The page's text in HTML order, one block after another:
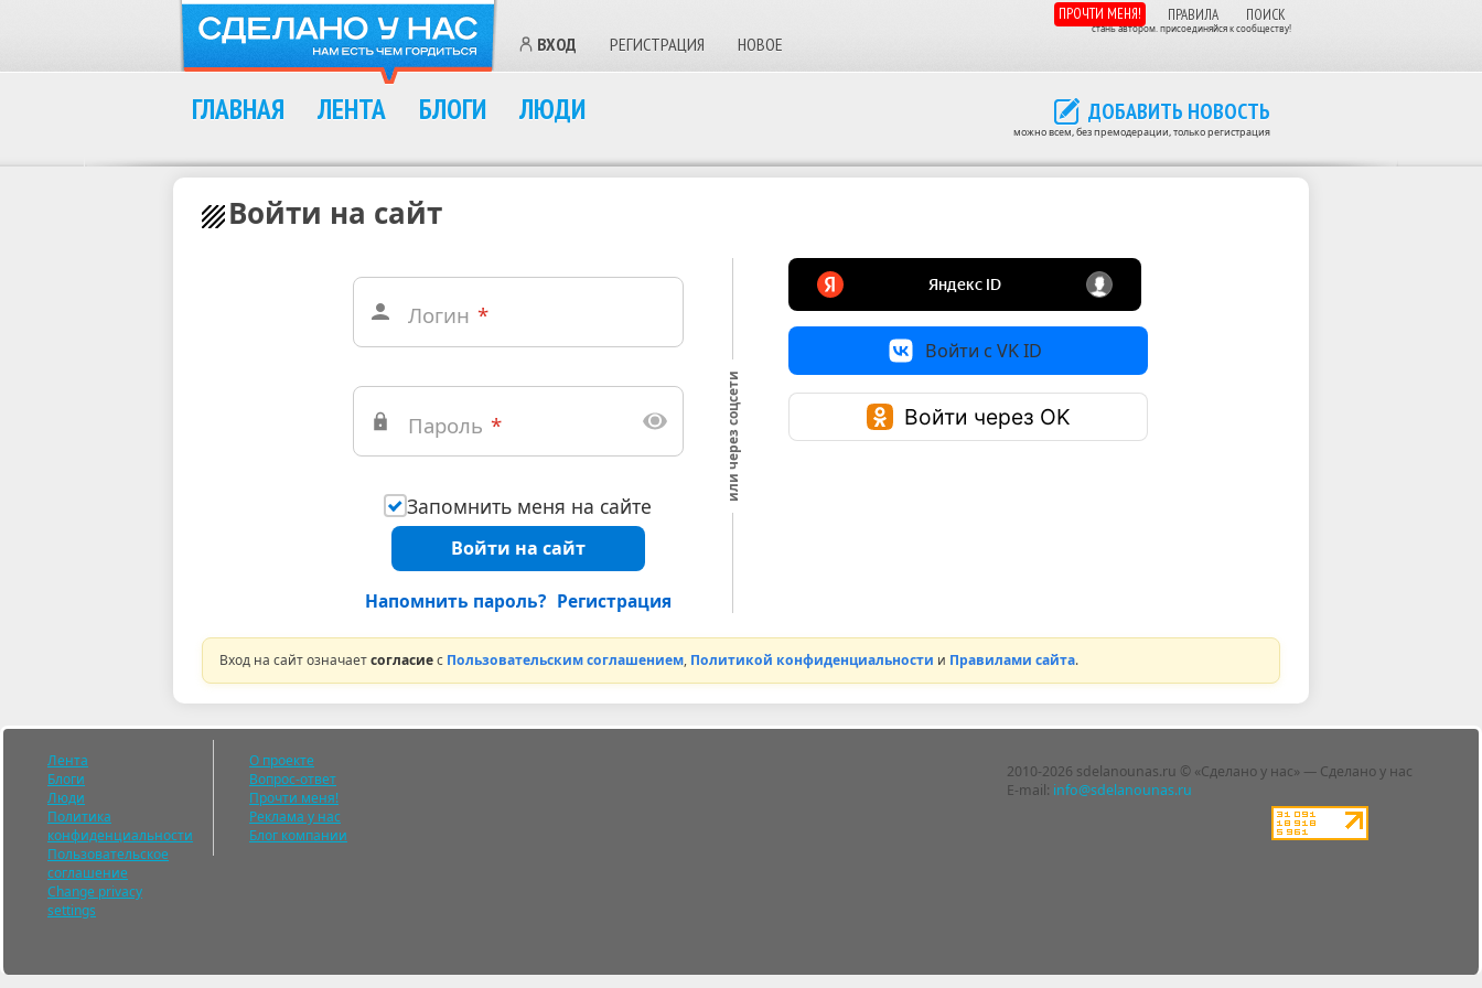
ВХОД РЕГИСТРАЦИЯ НОВОЕ
ПРОЧТИ МЕНЯ! ПРАВИЛА ПОИСК
стань автором. присоединяйся к сообществу!
ДОБАВИТЬ НОВОСТЬ
можно всем, без премодерации, только регистрация
ГЛАВНАЯ ЛЕНТА БЛОГИ ЛЮДИ
Войти на сайт
Логин *
Пароль *
Запомнить меня на сайте
Войти на сайт
Напомнить пароль? Регистрация
или через соцсети
Войти с VK ID
Войти через OK
Вход на сайт означаетсогласиес Пользовательским соглашением, Политикой конфиденциальности и Правилами сайта.
2010-2026 sdelanounas.ru © «Сделано у нас» — Сделано у нас
E-mail: info@sdelanounas.ru
Лента
Блоги
Люди
Политика
конфиденциальности
Пользовательское
соглашение
Change privacy
settings
О проекте
Вопрос-ответ
Прочти меня!
Реклама у нас
Блог компании